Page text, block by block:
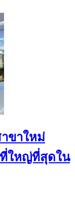
ขาใหม่
ที่ใหญ่ที่สุดใน